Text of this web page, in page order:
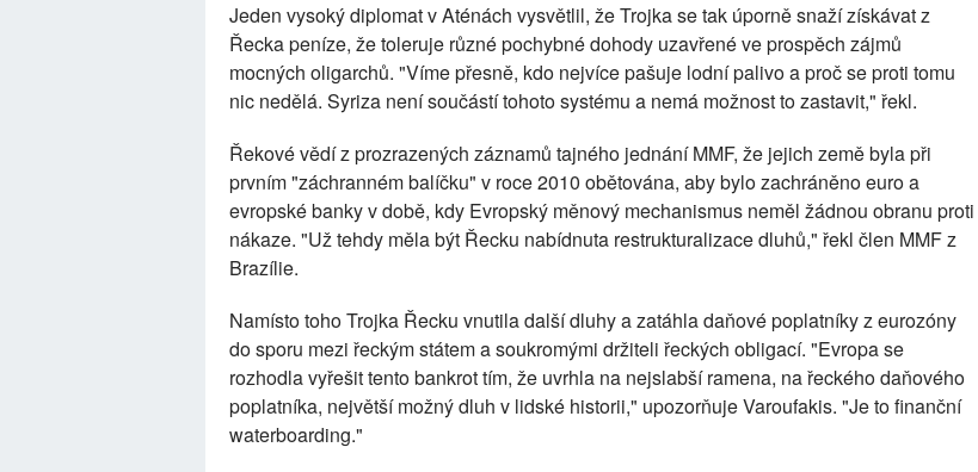
Jeden vysoký diplomat v Aténách vysvětlil, že Trojka se tak úporně snaží získávat z
Řecka peníze, že toleruje různé pochybné dohody uzavřené ve prospěch zájmů
mocných oligarchů. "Víme přesně, kdo nejvíce pašuje lodní palivo a proč se proti tomu
nic nedělá. Syriza není součástí tohoto systému a nemá možnost to zastavit," řekl.
Řekové vědí z prozrazených záznamů tajného jednání MMF, že jejich země byla při
prvním "záchranném balíčku" v roce 2010 obětována, aby bylo zachráněno euro a
evropské banky v době, kdy Evropský měnový mechanismus neměl žádnou obranu proti
nákaze. "Už tehdy měla být Řecku nabídnuta restrukturalizace dluhů," řekl člen MMF z
Brazílie.
Namísto toho Trojka Řecku vnutila další dluhy a zatáhla daňové poplatníky z eurozóny
do sporu mezi řeckým státem a soukromými držiteli řeckých obligací. "Evropa se
rozhodla vyřešit tento bankrot tím, že uvrhla na nejslabší ramena, na řeckého daňového
poplatníka, největší možný dluh v lidské historii," upozorňuje Varoufakis. "Je to finanční
waterboarding."